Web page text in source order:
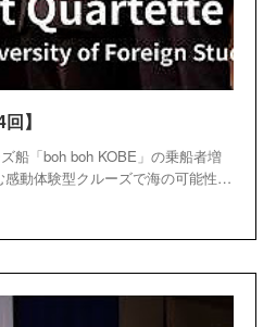
】
船「boh boh KOBE」の乗船者増
感動体験型クルーズで海の可能性…